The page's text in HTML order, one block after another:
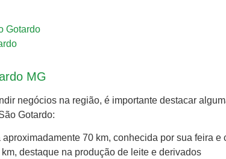
Gotardo
MG
negócios na região, é importante destacar
Gotardo:
70 km, conhecida por sua feira e
destaque na produção de leite e derivados